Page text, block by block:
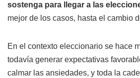
sostenga para llegar a las
mejor de los casos, hasta el cambio
En el contexto eleccionario se hace
todavía generar expectativas
calmar las ansiedades, y toda la